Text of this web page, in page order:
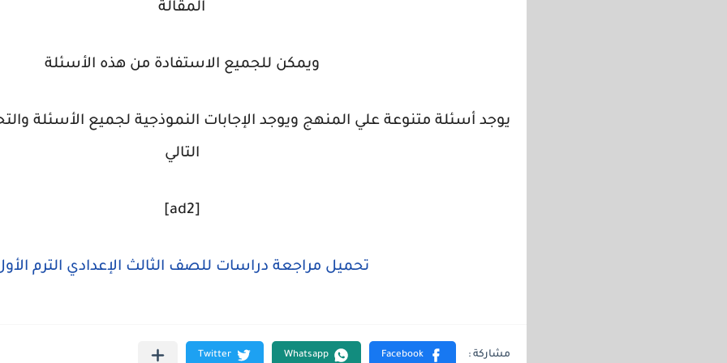
المقالة
ويمكن للجميع الاستفادة من هذه الأسئلة
يوجد أسئلة متنوعة علي المنهج ويوجد الإجابات النموذجية لجميع الأسئلة
التالي
[ad2]
تحميل مراجعة دراسات للصف الثالث الإعدادي الترم